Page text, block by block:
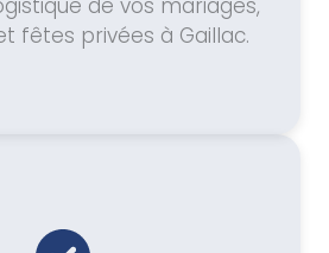
de vos mariages,
fêtes privées à Gaillac.